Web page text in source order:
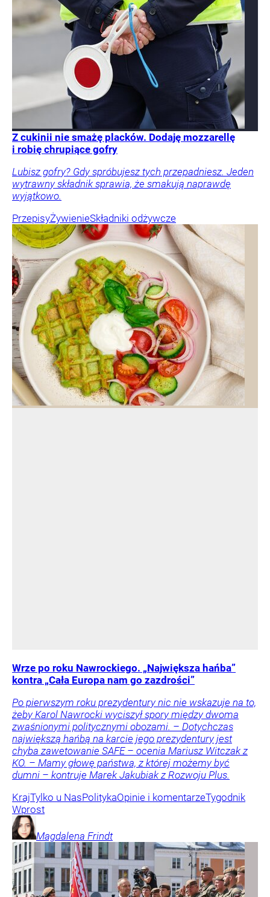
Z cukinii nie smażę placków. Dodaję mozzarellę
i robię chrupiące gofry
Lubisz gofry? Gdy spróbujesz tych przepadniesz. Jeden
wytrawny składnik sprawia, że smakują naprawdę
wyjątkowo.
PrzepisyŻywienieSkładniki odżywcze
Wrze po roku Nawrockiego. „Największa hańba”
kontra „Cała Europa nam go zazdrości”
Po pierwszym roku prezydentury nic nie wskazuje na to,
żeby Karol Nawrocki wyciszył spory między dwoma
zwaśnionymi politycznymi obozami. – Dotychczas
największą hańbą na karcie jego prezydentury jest
chyba zawetowanie SAFE – ocenia Mariusz Witczak z
KO. – Mamy głowę państwa, z której możemy być
dumni – kontruje Marek Jakubiak z Rozwoju Plus.
KrajTylko u NasPolitykaOpinie i komentarzeTygodnik
Wprost
Magdalena Frindt